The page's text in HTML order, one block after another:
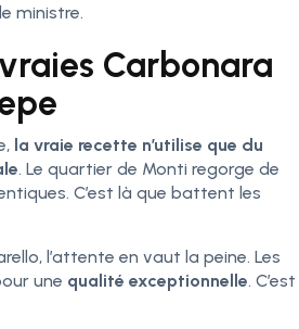
ministre.
Carbonara
la vraie recette n’utilise que du
. Le quartier de Monti regorge de
C’est là que battent les
l’attente en vaut la peine. Les
une qualité exceptionnelle. C’est